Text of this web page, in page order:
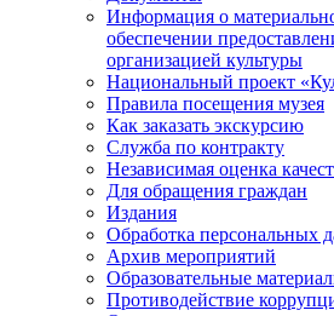
Информация о
обеспечении
организацией культуры
Национальный проект
Правила посещения музея
Как заказать экскурсию
Служба по контракту
Независимая оценка
Для обращения граждан
Издания
Обработка персональных
Архив мероприятий
Образовательные
Противодействие